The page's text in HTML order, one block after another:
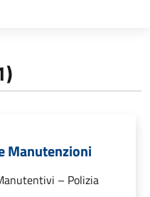
Manutenzioni
– Polizia